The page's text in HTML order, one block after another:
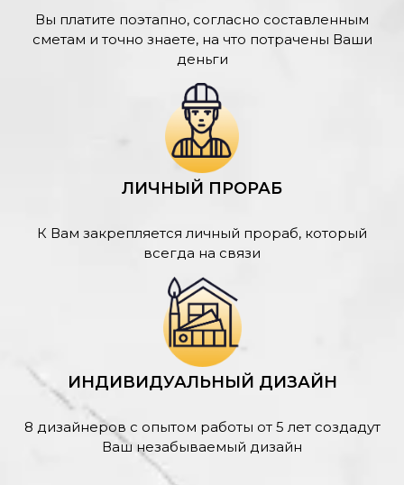
Вы платите поэтапно, согласно составленным
сметам и точно знаете, на что потрачены Ваши
деньги
ЛИЧНЫЙ ПРОРАБ
К Вам закрепляется личный прораб, который
всегда на связи
ИНДИВИДУАЛЬНЫЙ ДИЗАЙН
8 дизайнеров с опытом работы от 5 лет создадут
Ваш незабываемый дизайн